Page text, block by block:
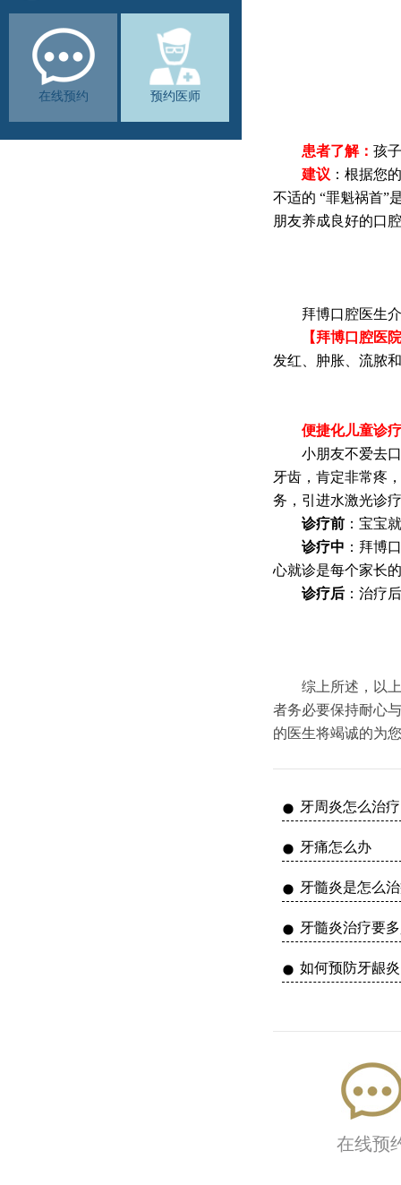
在线预约 预约医师
患者了解： 孩
建议 ：根据您
不适的 “罪魁祸首”
朋友养成良好的口
拜博口腔医生介
【拜博口腔医
发红、肿胀、流脓
便捷化儿童诊
小朋友不爱去口
牙齿，肯定非常疼
务，引进水激光诊
诊疗前 ：宝宝
诊疗中 ：拜博
心就诊是每个家长
诊疗后 ：治疗
综上所述，以上
者务必要保持耐心
的医生将竭诚的为
牙周炎怎么治疗
牙痛怎么办
牙髓炎是怎么
牙髓炎治疗要
如何预防牙龈炎
在线预